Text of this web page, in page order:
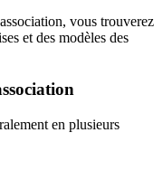
vous trouverez
et des modèles des
en plusieurs